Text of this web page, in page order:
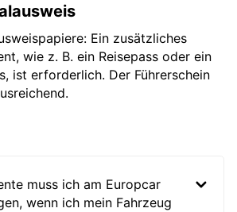
Ein zusätzliches
wie z. B. ein Reisepass oder ein
ist erforderlich. Der Führerschein
muss ich am Europcar
wenn ich mein Fahrzeug